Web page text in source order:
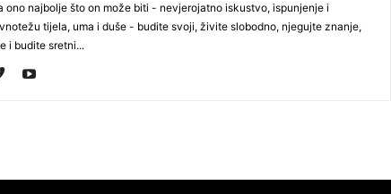
ono najbolje što on može biti - nevjerojatno iskustvo, ispunjenje i
tijela, uma i duše - budite svoji, živite slobodno, njegujte znanje,
i budite sretni...